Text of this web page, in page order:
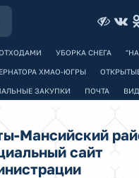
УБОРКА СНЕГА
ХМАО-ЮГРЫ
ЗАКУПКИ ПОЧТА
Мансийский
сайт